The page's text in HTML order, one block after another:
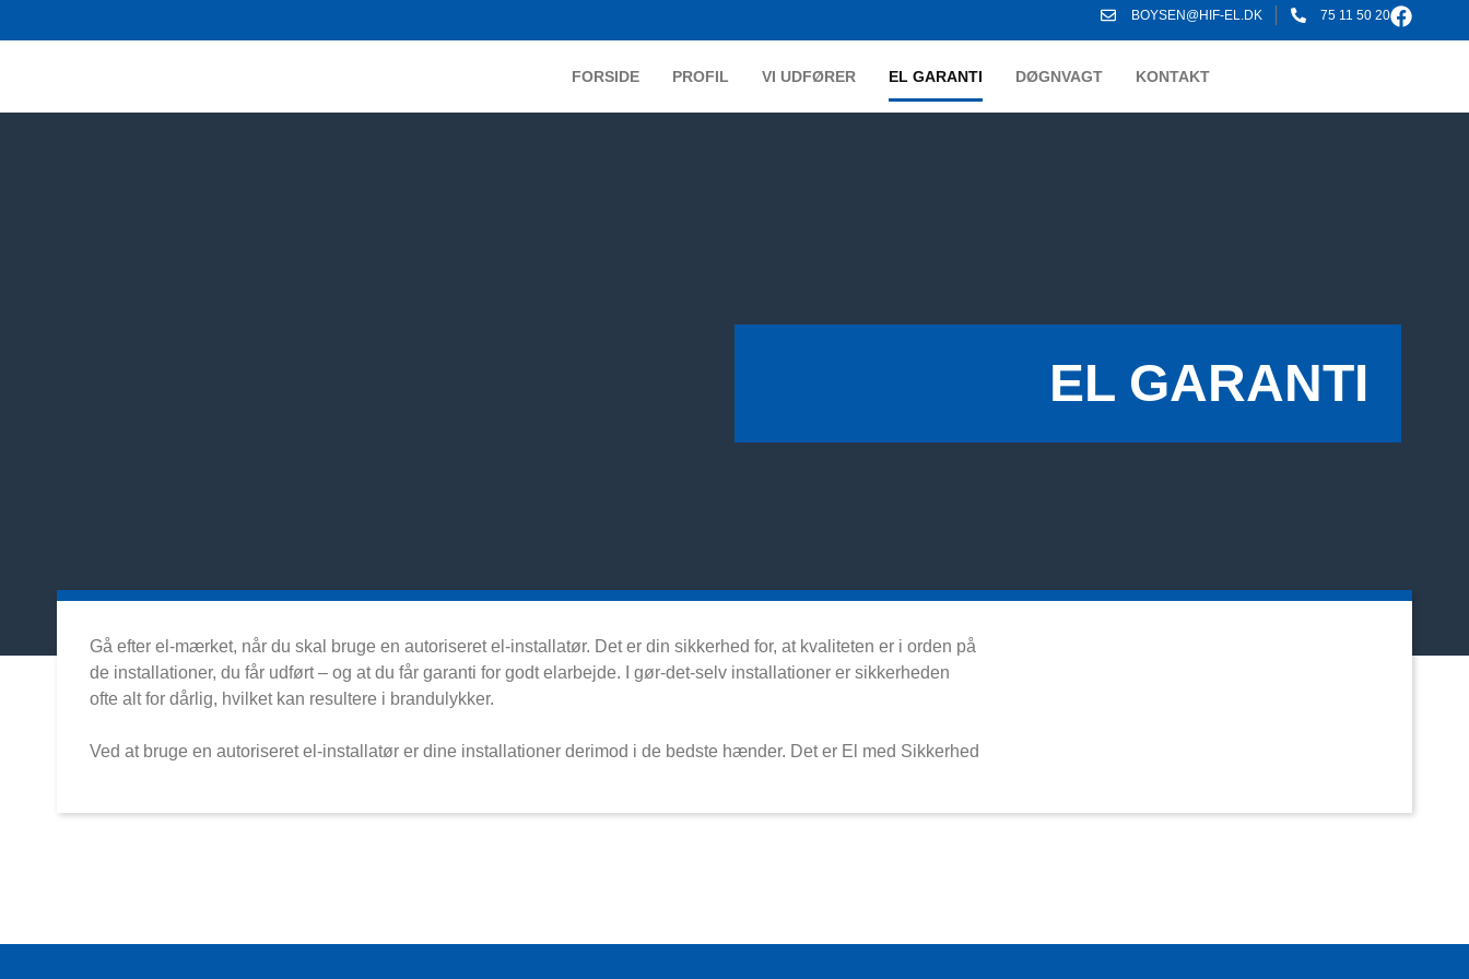
BOYSEN@HIF-EL.DK 75 11 50 20
FORSIDE PROFIL VI UDFØRER EL GARANTI DØGNVAGT KONTAKT
EL GARANTI
Gå efter el-mærket, når du skal bruge en autoriseret el-installatør. Det er din sikkerhed for, at kvaliteten er i orden på
de installationer, du får udført – og at du får garanti for godt elarbejde. I gør-det-selv installationer er sikkerheden
ofte alt for dårlig, hvilket kan resultere i brandulykker.
Ved at bruge en autoriseret el-installatør er dine installationer derimod i de bedste hænder. Det er El med Sikkerhed